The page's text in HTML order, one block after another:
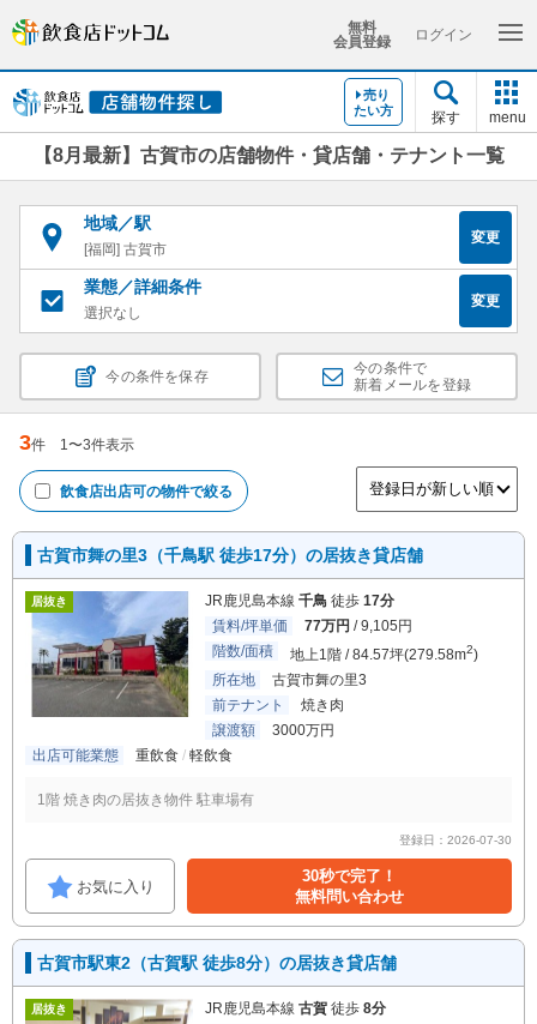
無料
会員登録
ログイン
売り
たい方
探す menu
【8月最新】古賀市の店舗物件・貸店舗・テナント一覧
地域／駅
[福岡] 古賀市
変更
業態／詳細条件
選択なし
変更
今の条件を保存
今の条件で
新着メールを登録
3件 1〜3件表示
飲食店出店可の物件で絞る
古賀市舞の里3（千鳥駅 徒歩17分）の居抜き貸店舗
居抜き JR鹿児島本線 千鳥 徒歩 17分
賃料/坪単価
77万円 / 9,105円
階数/面積
地上1階 / 84.57坪(279.58m2)
所在地
古賀市舞の里3
前テナント
焼き肉
譲渡額
3000万円
出店可能業態
重飲食 軽飲食
1階 焼き肉の居抜き物件 駐車場有
登録日：2026-07-30
お気に入り
30秒で完了！
無料問い合わせ
古賀市駅東2（古賀駅 徒歩8分）の居抜き貸店舗
居抜き JR鹿児島本線 古賀 徒歩 8分